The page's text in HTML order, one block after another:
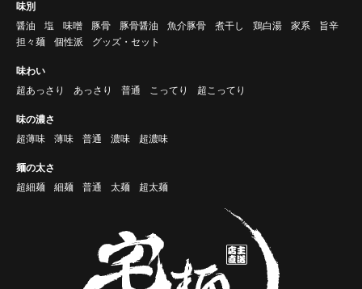
味別
醤油
塩 味噌 豚骨 豚骨醤油 魚介豚骨 煮干し 鶏白湯 家系
旨辛
担々麺
個性派 グッズ・セット
味わい
超あっさり
あっさり 普通 こってり 超こってり
味の濃さ
超薄味
薄味 普通 濃味 超濃味
麺の太さ
超細麺
細麺 普通 太麺 超太麺